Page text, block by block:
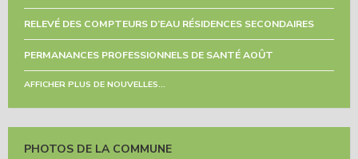
RELEVÉ DES COMPTEURS D’EAU RÉSIDENCES SECONDAIRES
PERMANANCES PROFESSIONNELS DE SANTÉ AOÛT
AFFICHER PLUS DE NOUVELLES...
PHOTOS DE LA COMMUNE